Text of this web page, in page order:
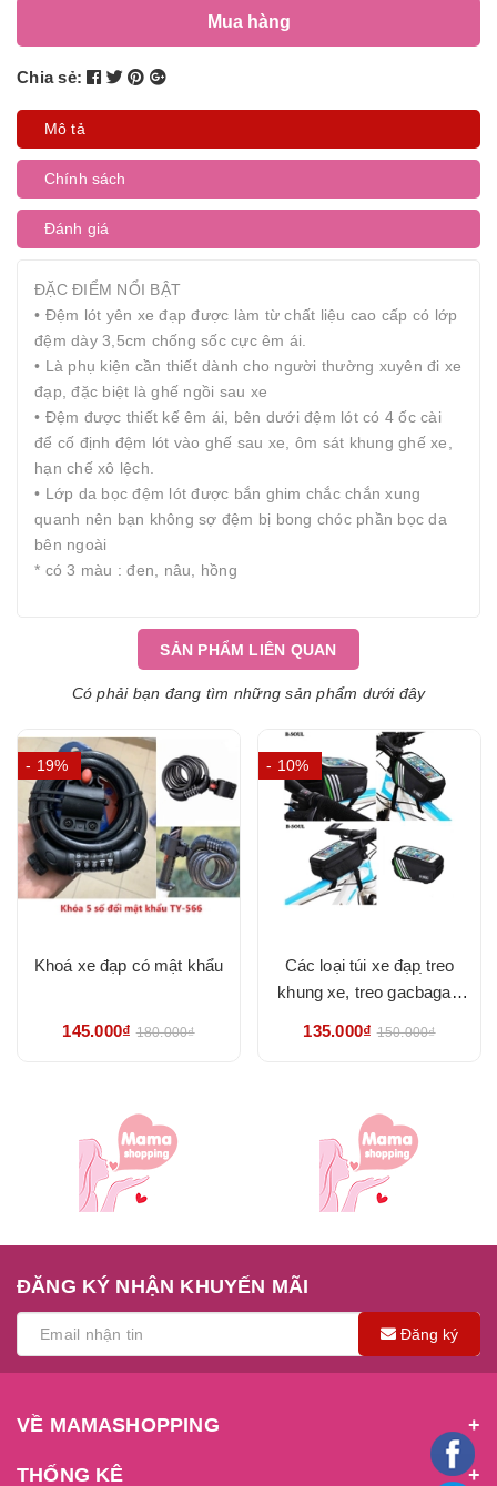
Mua hàng
Chia sẻ:
Mô tả
Chính sách
Đánh giá
ĐẶC ĐIỂM NỔI BẬT
• Đệm lót yên xe đạp được làm từ chất liệu cao cấp có lớp
đệm dày 3,5cm chống sốc cực êm ái.
• Là phụ kiện cần thiết dành cho người thường xuyên đi xe
đạp, đặc biệt là ghế ngồi sau xe
• Đệm được thiết kế êm ái, bên dưới đệm lót có 4 ốc cài
để cố định đệm lót vào ghế sau xe, ôm sát khung ghế xe,
hạn chế xô lệch.
• Lớp da bọc đệm lót được bắn ghim chắc chắn xung
quanh nên bạn không sợ đệm bị bong chóc phần bọc da
bên ngoài
* có 3 màu : đen, nâu, hồng
SẢN PHẨM LIÊN QUAN
Có phải bạn đang tìm những sản phẩm dưới đây
- 19%
Khoá xe đạp có mật khẩu
145.000₫ 180.000₫
- 10%
Các loại túi xe đạp ̣treo
khung xe, treo gacbaga -
135.000₫ 150.000₫
ĐĂNG KÝ NHẬN KHUYẾN MÃI
Đăng ký
VỀ MAMASHOPPING
THỐNG KÊ